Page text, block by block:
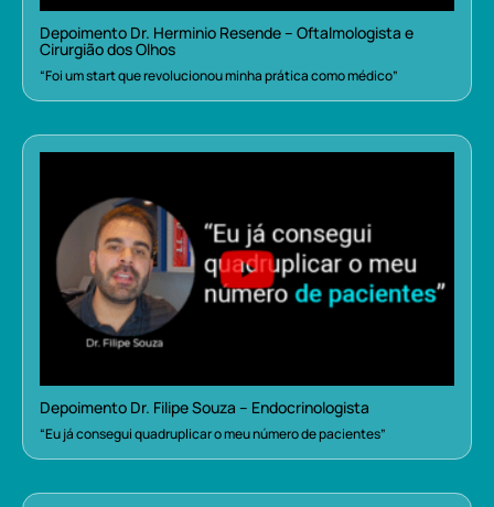
Depoimento Dr. Herminio Resende – Oftalmologista e
Cirurgião dos Olhos
“Foi um start que revolucionou minha prática como médico”
Depoimento Dr. Filipe Souza – Endocrinologista
“Eu já consegui quadruplicar o meu número de pacientes”